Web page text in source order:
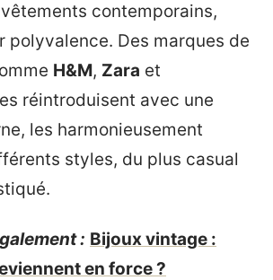
contemporains,
polyvalence. Des marques de
H&M, Zara et
réintroduisent avec une
les harmonieusement
styles, du plus casual
: Bijoux vintage :
en force ?